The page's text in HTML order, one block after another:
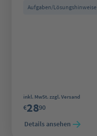
Aufgaben/Lösungshinweise
Regulärer Preis:
inkl. MwSt. zzgl. Versand
€2890
Details ansehen